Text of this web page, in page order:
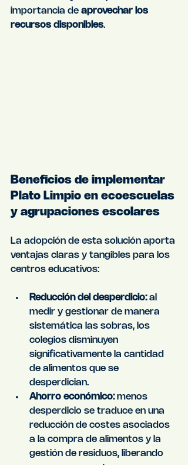
importancia de aprovechar los
recursos disponibles.
Beneficios de implementar
Plato Limpio en ecoescuelas
y agrupaciones escolares
La adopción de esta solución aporta
ventajas claras y tangibles para los
centros educativos:
Reducción del desperdicio: al
medir y gestionar de manera
sistemática las sobras, los
colegios disminuyen
significativamente la cantidad
de alimentos que se
desperdician.
Ahorro económico: menos
desperdicio se traduce en una
reducción de costes asociados
a la compra de alimentos y la
gestión de residuos, liberando